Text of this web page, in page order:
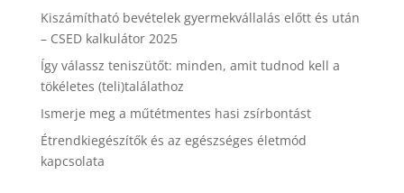
Kiszámítható bevételek gyermekvállalás előtt és után
– CSED kalkulátor 2025
Így válassz teniszütőt: minden, amit tudnod kell a
tökéletes (teli)találathoz
Ismerje meg a műtétmentes hasi zsírbontást
Étrendkiegészítők és az egészséges életmód
kapcsolata